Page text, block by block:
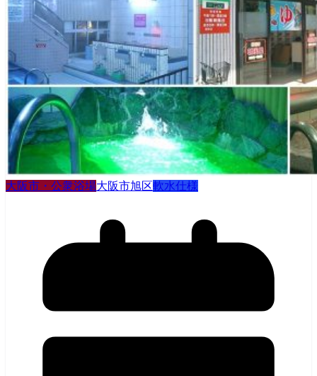
大阪市・公衆浴場大阪市旭区軟水仕様